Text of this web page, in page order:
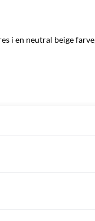
i en neutral beige